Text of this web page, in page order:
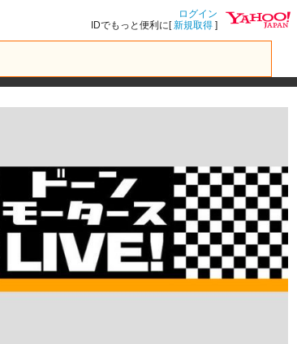
ログイン
IDでもっと便利に[新規取得 ]